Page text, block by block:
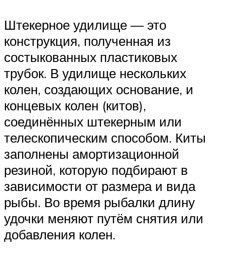
Штекерное удилище — это
конструкция, полученная из
состыкованных пластиковых
трубок. В удилище нескольких
колен, создающих основание, и
концевых колен (китов),
соединённых штекерным или
телескопическим способом. Киты
заполнены амортизационной
резиной, которую подбирают в
зависимости от размера и вида
рыбы. Во время рыбалки длину
удочки меняют путём снятия или
добавления колен.